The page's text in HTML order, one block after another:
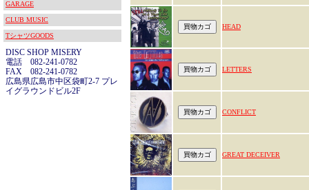
GARAGE
CLUB MUSIC
TシャツGOODS
DISC SHOP MISERY
電話 082-241-0782
FAX 082-241-0782
広島県広島市中区袋町2-7 プレ
イグラウンドビル2F
HEAD
LETTERS
CONFLICT
GREAT DECEIVER